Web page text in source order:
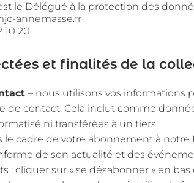
le Délégué à la protection des
annemasse.fr
10 20
et finalités de la
– nous utilisons vos informations
de contact. Cela inclut comme
ni transférées à un tiers.
le cadre de votre abonnement à
de son actualité et des
: cliquer sur « se désabonner » en